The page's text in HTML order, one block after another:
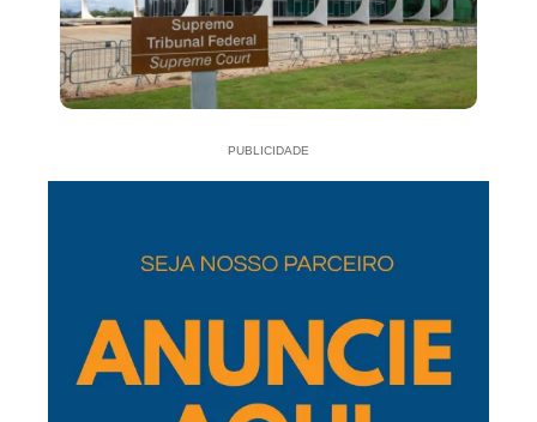
PUBLICIDADE